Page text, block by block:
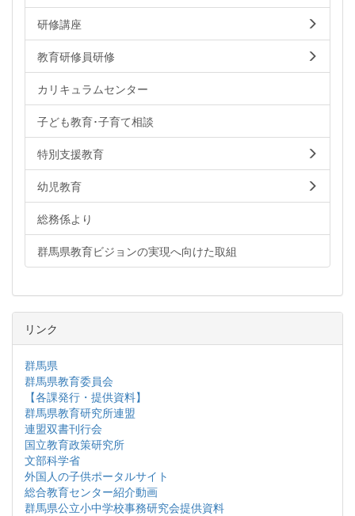
研修講座
教育研修員研修
カリキュラムセンター
子ども教育･子育て相談
特別支援教育
幼児教育
総務係より
群馬県教育ビジョンの実現へ向けた取組
リンク
群馬県
群馬県教育委員会
【各課発行・提供資料】
群馬県教育研究所連盟
連盟双書刊行会
国立教育政策研究所
文部科学省
外国人の子供ポータルサイト
総合教育センター紹介動画
群馬県公立小中学校事務研究会提供資料